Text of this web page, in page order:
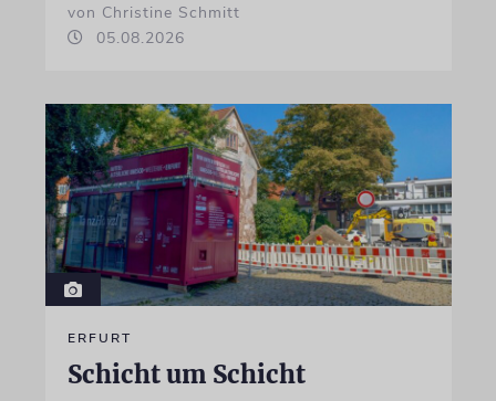
von Christine Schmitt
05.08.2026
ERFURT
Schicht um Schicht